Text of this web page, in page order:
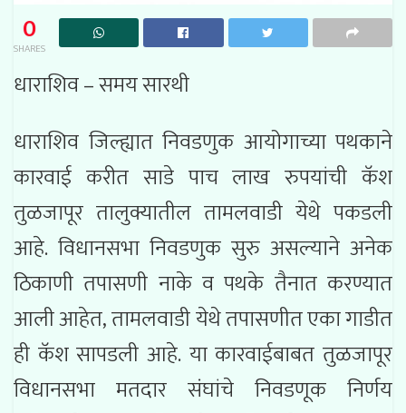
0
SHARES
धाराशिव – समय सारथी
धाराशिव जिल्ह्यात निवडणुक आयोगाच्या पथकाने
कारवाई करीत साडे पाच लाख रुपयांची कॅश
तुळजापूर तालुक्यातील तामलवाडी येथे पकडली
आहे. विधानसभा निवडणुक सुरु असल्याने अनेक
ठिकाणी तपासणी नाके व पथके तैनात करण्यात
आली आहेत, तामलवाडी येथे तपासणीत एका गाडीत
ही कॅश सापडली आहे. या कारवाईबाबत तुळजापूर
विधानसभा मतदार संघांचे निवडणूक निर्णय